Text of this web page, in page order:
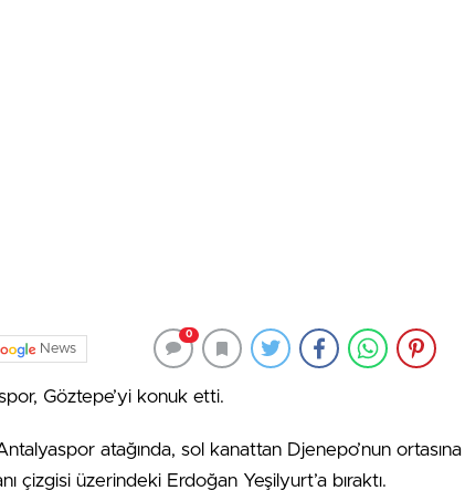
News
0
Göztepe’yi konuk etti.
atağında, sol kanattan Djenepo’nun ortasına
çizgisi üzerindeki Erdoğan Yeşilyurt’a bıraktı.